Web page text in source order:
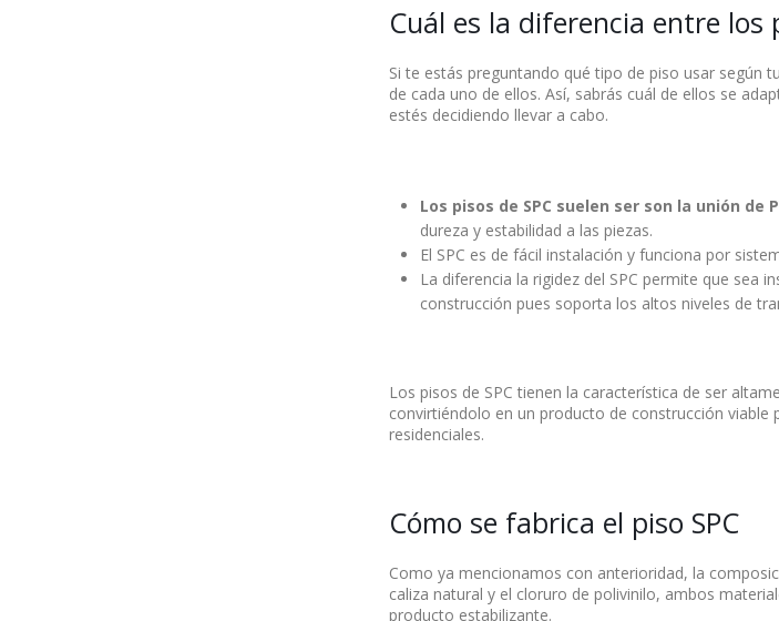
Cuál es la diferencia entre los
Si te estás preguntando qué tipo de piso usar según
de cada uno de ellos. Así, sabrás cuál de ellos se
estés decidiendo llevar a cabo.
Los pisos de SPC suelen ser son la unión de
dureza y estabilidad a las piezas.
El SPC es de fácil instalación y funciona por
La diferencia la rigidez del SPC permite que sea
construcción pues soporta los altos niveles de
Los pisos de SPC tienen la característica de ser
convirtiéndolo en un producto de construcción viable
residenciales.
Cómo se fabrica el piso SPC
Como ya mencionamos con anterioridad, la
caliza natural y el cloruro de polivinilo, ambos
producto estabilizante.